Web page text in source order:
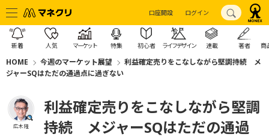
口座開設 ログイン
新着 人気 マーケット 特集 初心者 ライフデザイン 連載 著者 商
HOME 今週のマーケット展望
利益確定売りをこなしながら堅調持続 メ
ジャーSQはただの通過点に過ぎない
広木 隆
利益確定売りをこなしながら堅調
持続 メジャーSQはただの通過